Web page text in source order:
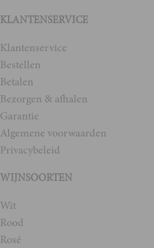
KLANTENSERVICE
Klantenservice
Bestellen
Betalen
Bezorgen & afhalen
Garantie
Algemene voorwaarden
Privacybeleid
WIJNSOORTEN
Wit
Rood
Rosé